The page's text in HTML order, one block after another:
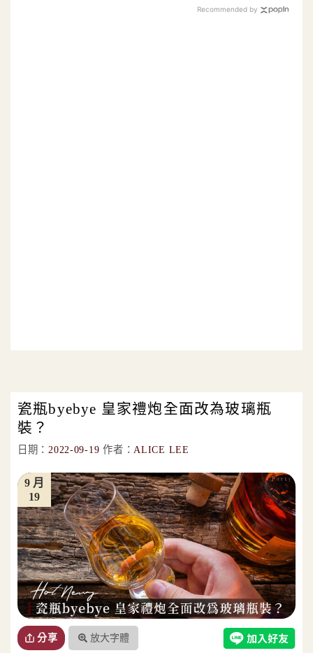
Recommended by
瓷瓶byebye 皇家禮炮全面改為玻璃瓶
裝？
日期：2022-09-19 作者：ALICE LEE
19
9 月
分享 放大字體